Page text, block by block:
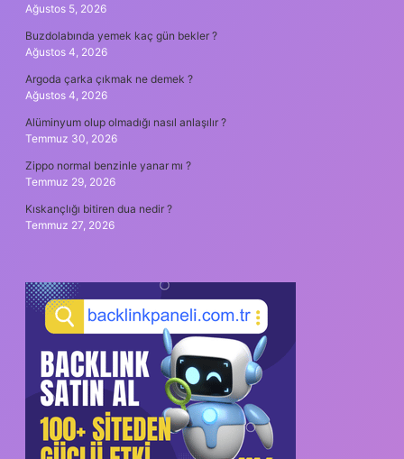
Ağustos 5, 2026
Buzdolabında yemek kaç gün bekler ?
Ağustos 4, 2026
Argoda çarka çıkmak ne demek ?
Ağustos 4, 2026
Alüminyum olup olmadığı nasıl anlaşılır ?
Temmuz 30, 2026
Zippo normal benzinle yanar mı ?
Temmuz 29, 2026
Kıskançlığı bitiren dua nedir ?
Temmuz 27, 2026